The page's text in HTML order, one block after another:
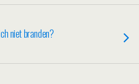
niet branden?